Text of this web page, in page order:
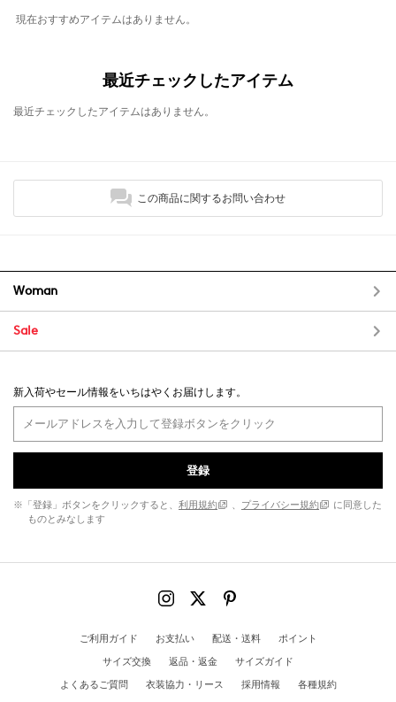
現在おすすめアイテムはありません。
最近チェックしたアイテム
最近チェックしたアイテムはありません。
この商品に関するお問い合わせ
Woman
Sale
新入荷やセール情報をいちはやくお届けします。
登録
※「登録」ボタンをクリックすると、 利用規約 、 プライバシー規約
に同意した
ものとみなします
ご利用ガイド お支払い 配送・送料
ポイント
サイズ交換
返品・返金
サイズガイド
よくあるご質問
衣装協力・リース 採用情報
各種規約